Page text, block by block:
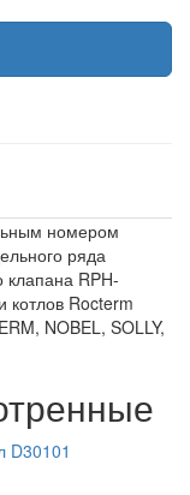
номером
ряда
клапана RPH-
котлов Rocterm
NOBEL, SOLLY,